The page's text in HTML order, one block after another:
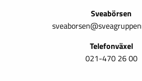
Sveabörsen
Telefonväxel
021-470 26 00